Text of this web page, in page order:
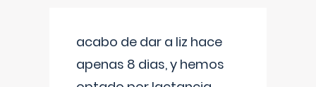
acabo de dar a liz hace
apenas 8 dias, y hemos